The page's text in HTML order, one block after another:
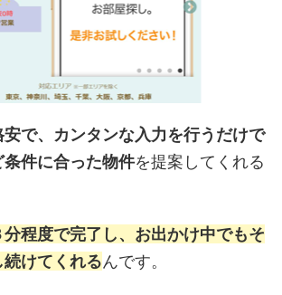
安で、カンタンな入力を行うだけで
件に合った物件を提案してくれる
程度で完了し、お出かけ中でもそ
けてくれるんです。